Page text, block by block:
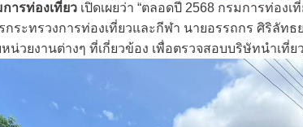
ารท่องเที่ยว เปิดเผยว่า “ตลอดปี 2568 กรมการท่อ
กระทรวงการท่องเที่ยวและกีฬา นายอรรถกร ศิริลัท
วยงานต่างๆ ที่เกี่ยวข้อง เพื่อตรวจสอบบริษัทนำเที่ย